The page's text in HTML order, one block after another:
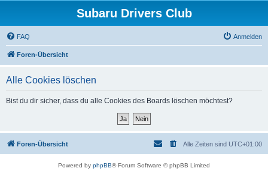
Subaru Drivers Club
FAQ Anmelden
Foren-Übersicht
Alle Cookies löschen
Bist du dir sicher, dass du alle Cookies des Boards löschen möchtest?
Foren-Übersicht Alle Zeiten sind UTC+01:00
Powered by phpBB® Forum Software © phpBB Limited